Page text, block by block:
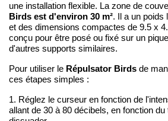
une installation flexible. La zone de
Birds est d'environ 30 m². Il a un poids
et des dimensions compactes de 9.5 x
conçu pour être posé ou fixé sur un
d'autres supports similaires.
Pour utiliser le Répulsator Birds de
ces étapes simples :
1. Réglez le curseur en fonction de
allant de 30 à 80 décibels, en fonction